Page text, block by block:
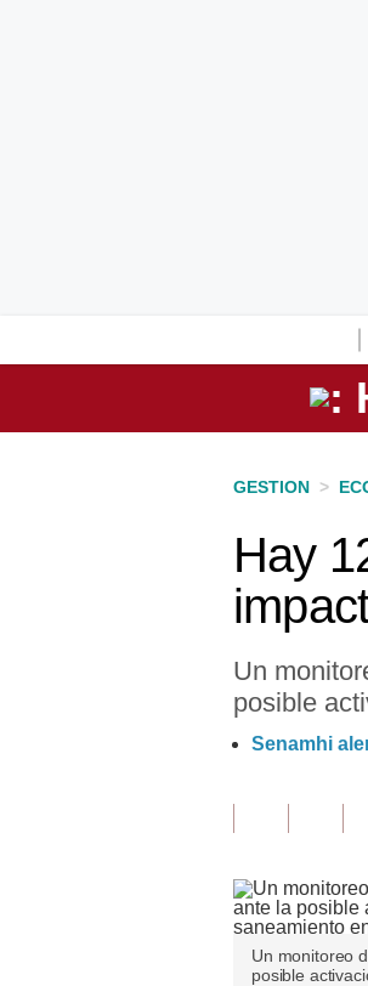
Perú
GESTION >
Hay
Un
posible
Senamhi
Un monitoreo
posible